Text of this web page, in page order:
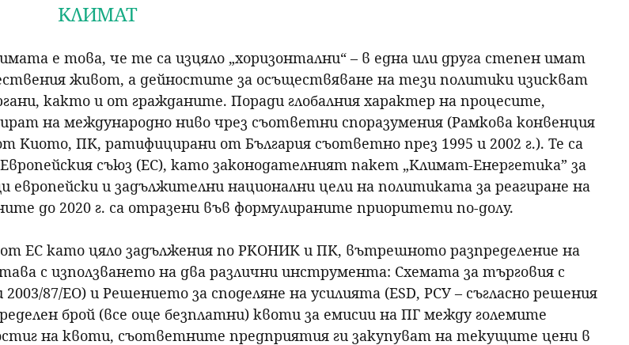
КЛИМАТ
е това, че те са изцяло „хоризонтални“ – в една или друга степен имат
живот, а дейностите за осъществяване на тези политики изискват
както и от гражданите. Поради глобалния характер на процесите,
на международно ниво чрез съответни споразумения (Рамкова конвенция
ПК, ратифицирани от България съответно през 1995 и 2002 г.). Те са
съюз (ЕС), като законодателният пакет „Климат-Енергетика” за
и задължителни национални цели на политиката за реагиране на
до 2020 г. са отразени във формулираните приоритети по-долу.
ЕС като цяло задължения по РКОНИК и ПК, вътрешното разпределение на
с използването на два различни инструмента: Схемата за търговия с
87/ЕО) и Решението за споделяне на усилията (ESD, РСУ – съгласно решения
брой (все още безплатни) квоти за емисии на ПГ между големите
на квоти, съответните предприятия ги закупуват на текущите цени в